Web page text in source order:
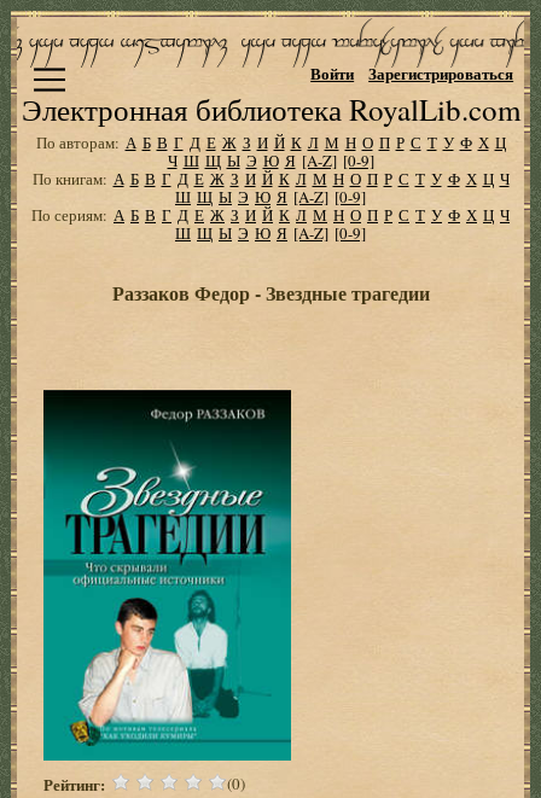
Электронная библиотека RoyalLib.com
Войти Зарегистрироваться
По авторам: А Б В Г Д Е Ж З И Й К Л М Н О П Р С Т У Ф Х Ц
Ч Ш Щ Ы Э Ю Я [A-Z] [0-9]
По книгам: А Б В Г Д Е Ж З И Й К Л М Н О П Р С Т У Ф Х Ц Ч
Ш Щ Ы Э Ю Я [A-Z] [0-9]
По сериям: А Б В Г Д Е Ж З И Й К Л М Н О П Р С Т У Ф Х Ц Ч
Ш Щ Ы Э Ю Я [A-Z] [0-9]
Раззаков Федор - Звездные трагедии
Рейтинг: (0)